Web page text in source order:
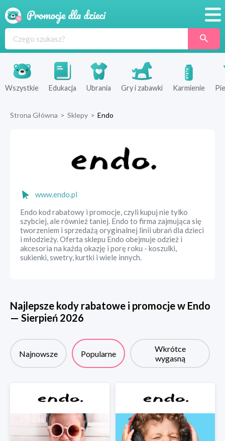
Produkty
Sklepy
Wszystkie Edukacja Ubrania Gry i zabawki Karmienie
Strona Główna > Sklepy > Endo
www.endo.pl
Endo kod rabatowy i promocje, czyli kupuj nie tylko
szybciej, ale również taniej. Endo to firma zajmująca się
tworzeniem i sprzedażą oryginalnej linii ubrań dla dzieci
i młodzieży. Oferta sklepu Endo obejmuje odzież i
akcesoria na każdą okazję i porę roku - koszulki,
sukienki, swetry, kurtki i wiele innych.
Najlepsze kody rabatowe i promocje w Endo
— Sierpień 2026
Najnowsze Popularne
Wkrótce
wygasną